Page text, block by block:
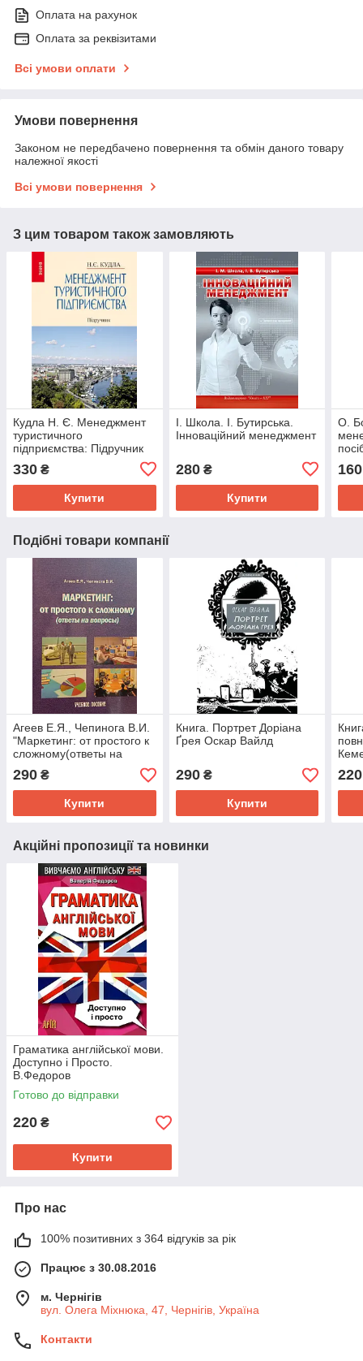
Оплата на рахунок
Оплата за реквізитами
Всі умови оплати
Умови повернення
Законом не передбачено повернення та обмін даного товару
належної якості
Всі умови повернення
З цим товаром також замовляють
Кудла Н. Є. Менеджмент
туристичного
підприємства: Підручник
330 ₴
Купити
І. Школа. І. Бутирська.
Інноваційний менеджмент
280₴
Купити
О.
160
Подібні товари компанії
Агеев Е.Я., Чепинога В.И.
"Маркетинг: от простого к
сложному(ответы на
вопросы). Учебное
пособие"
290 ₴
Купити
Книга. Портрет Доріана
Ґрея Оскар Вайлд
290₴
Купити
220
Акційні пропозиції та новинки
Граматика англійської мови.
Доступно і Просто.
В.Федоров
Готово до відправки
220 ₴
Купити
Про нас
100% позитивних з 364 відгуків за рік
Працює з 30.08.2016
м. Чернігів
вул. Олега Міхнюка, 47, Чернігів, Україна
Контакти